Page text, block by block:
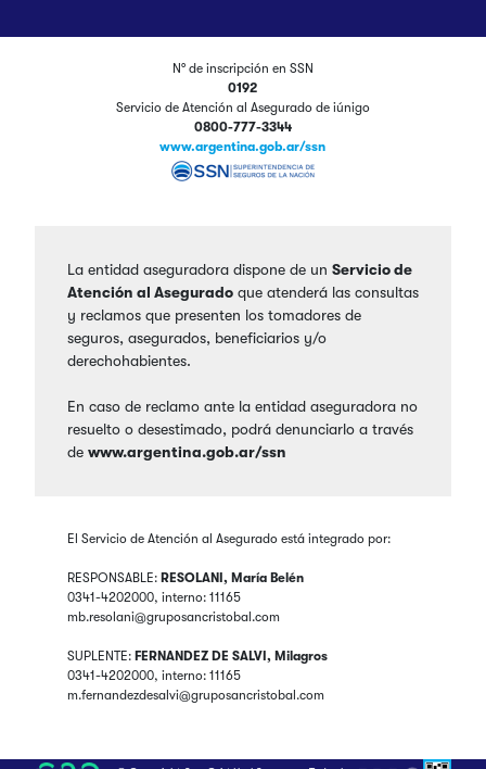
N° de inscripción en SSN
0192
Servicio de Atención al Asegurado de iúnigo
0800-777-3344
www.argentina.gob.ar/ssn
La entidad aseguradora dispone de un Servicio de
Atención al Asegurado que atenderá las consultas
y reclamos que presenten los tomadores de
seguros, asegurados, beneficiarios y/o
derechohabientes.
En caso de reclamo ante la entidad aseguradora no
resuelto o desestimado, podrá denunciarlo a través
de www.argentina.gob.ar/ssn
El Servicio de Atención al Asegurado está integrado por:
RESPONSABLE: RESOLANI, María Belén
0341-4202000, interno: 11165
mb.resolani@gruposancristobal.com
SUPLENTE: FERNANDEZ DE SALVI, Milagros
0341-4202000, interno: 11165
m.fernandezdesalvi@gruposancristobal.com